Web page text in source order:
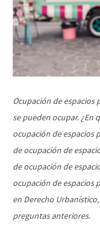
Ocupación de
se pueden ocupar. ¿En
ocupación de espacios
de ocupación de
de ocupación de
ocupación de espacios
en Derecho
preguntas anteriores.